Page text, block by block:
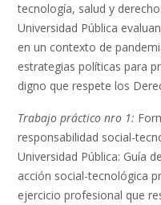
tecnología, salud y
Universidad Pública
en un contexto de
estrategias políticas para
digno que respete los
Trabajo práctico nro 1:
responsabilidad social-
Universidad Pública: Guía
acción social-tecnológica
ejercicio profesional que